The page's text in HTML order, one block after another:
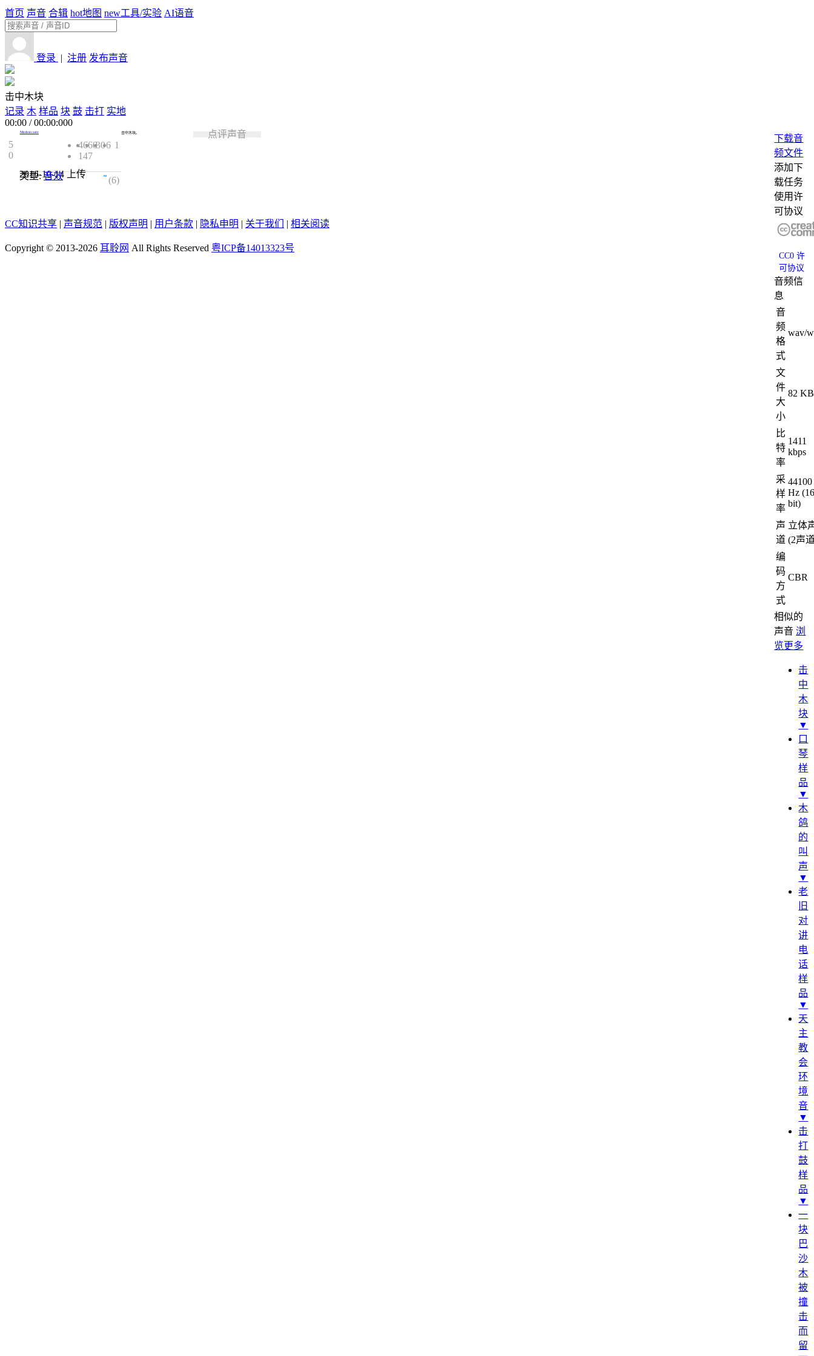
首页 声音 合辑 hot地图 new工具/实验 AI语音
登录 | 注册 发布声音
击中木块
记录 木 样品 块 鼓 击打 实地
00:00 /00:00:000
5
0
Medesicaste
4660306 1
147
2016-10-14上传
类型:音效 4.5
(6)
下载音
频文件
添加下
载任务
使用许
可协议
CC0 许
可协议
音频信
息
音
频
格
式
wav/
文
件
大
小
82 KB
比
特
率
1411
kbps
采
样
率
44100
Hz
bit)
声
道
立体
(2声
编
码
方
式
CBR
相似的
声音 浏
览更多
击
中
木
块
▼
口
琴
样
品
▼
木
鸽
的
叫
声
▼
老
旧
对
讲
电
话
样
品
▼
天
主
教
会
环
境
音
▼
击
打
鼓
样
品
▼
一
块
巴
沙
木
被
撞
击
而
留
击中木块。 点评声音
CC知识共享 | 声音规范 | 版权声明 | 用户条款 | 隐私申明 | 关于我们 | 相关阅读
Copyright © 2013-2026 耳聆网 All Rights Reserved 粤ICP备14013323号